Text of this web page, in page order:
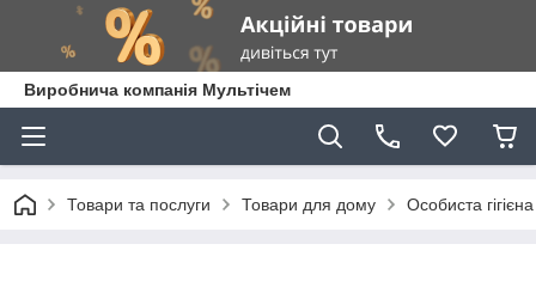
Виробнича компанія Мультічем
Товари та послуги Товари для дому Особиста гігієна